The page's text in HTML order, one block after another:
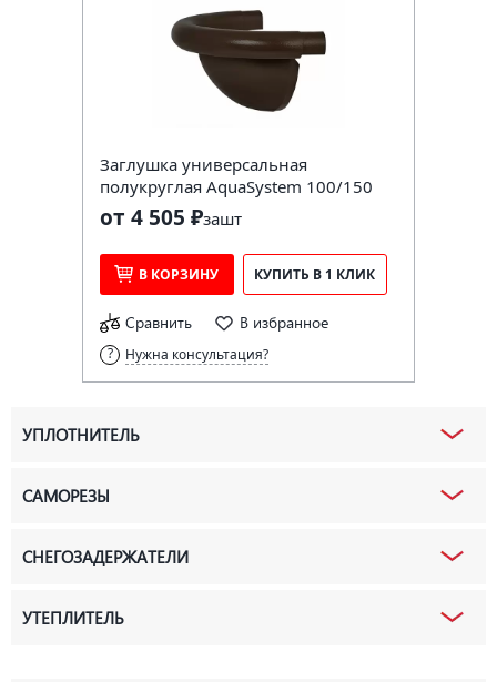
Заглушка универсальная
полукруглая AquaSystem 100/150
от 4 505 ₽зашт
В КОРЗИНУ КУПИТЬ В 1 КЛИК
Сравнить В избранное
Нужна консультация?
УПЛОТНИТЕЛЬ
САМОРЕЗЫ
СНЕГОЗАДЕРЖАТЕЛИ
УТЕПЛИТЕЛЬ